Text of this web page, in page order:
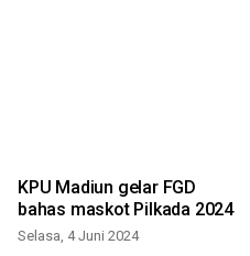
KPU Madiun gelar FGD
bahas maskot Pilkada 2024
Selasa, 4 Juni 2024